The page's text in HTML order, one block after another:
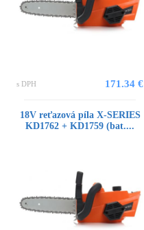
s DPH 171.34 €
18V reťazová píla X-SERIES
KD1762 + KD1759 (bat....